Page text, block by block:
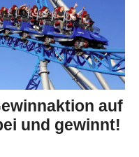
auf
und gewinnt!